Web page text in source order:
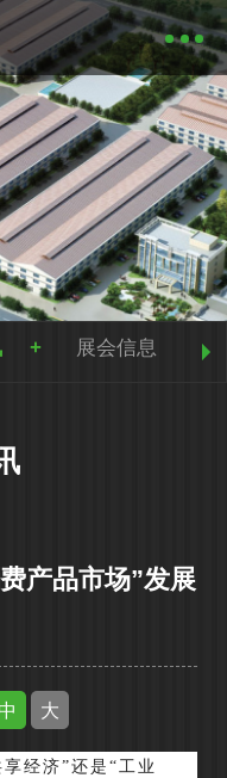
展会信息
产品市场”发展
中 大
经济”还是“工业